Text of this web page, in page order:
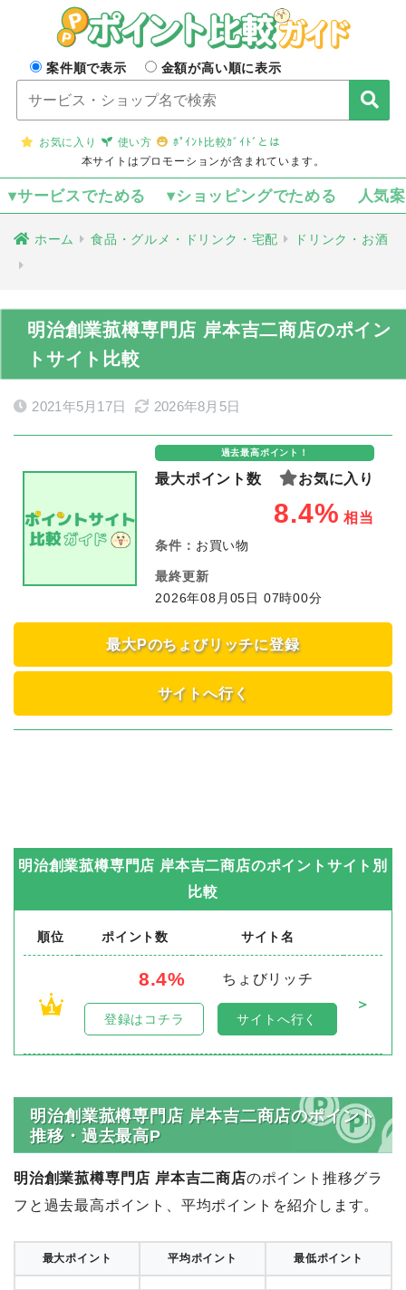
案件順で表示 金額が高い順に表示
お気に入り 使い方
ﾎﾟｲﾝﾄ比較ｶﾞｲﾄﾞとは
本サイトはプロモーションが含まれています。
▾サービスでためる ▾ショッピングでためる 人気
ホーム 食品・グルメ・ドリンク・宅配 ドリンク・お酒
明治創業菰樽専門店 岸本吉二商店のポイン
トサイト比較
2021年5月17日 2026年8月5日
過去最高ポイント！
最大ポイント数 お気に入り
8.4% 相当
条件： お買い物
最終更新
2026年08月05日 07時00分
最大Pのちょびリッチに登録
サイトへ行く
明治創業菰樽専門店 岸本吉二商店のポイントサイト別
比較
順位 ポイント数 サイト名
1
8.4%
ちょびリッチ
＞
登録はコチラ サイトへ行く
明治創業菰樽専門店 岸本吉二商店のポイント
推移・過去最高P
明治創業菰樽専門店 岸本吉二商店のポイント推移グラ
フと過去最高ポイント、平均ポイントを紹介します。
最大ポイント 平均ポイント 最低ポイント